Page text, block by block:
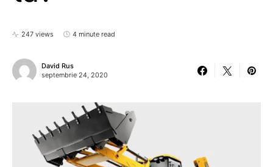
247 views 4 minute read
David Rus
septembrie 24, 2020